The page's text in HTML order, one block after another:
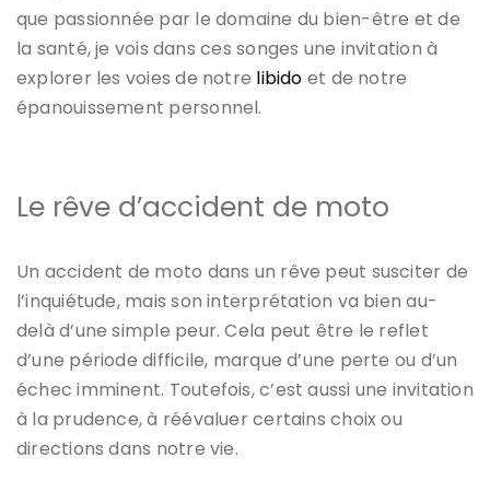
que passionnée par le domaine du bien-être et de
la santé, je vois dans ces songes une invitation à
explorer les voies de notre libido et de notre
épanouissement personnel.
Le rêve d’accident de moto
Un accident de moto dans un rêve peut susciter de
l’inquiétude, mais son interprétation va bien au-
delà d’une simple peur. Cela peut être le reflet
d’une période difficile, marque d’une perte ou d’un
échec imminent. Toutefois, c’est aussi une invitation
à la prudence, à réévaluer certains choix ou
directions dans notre vie.